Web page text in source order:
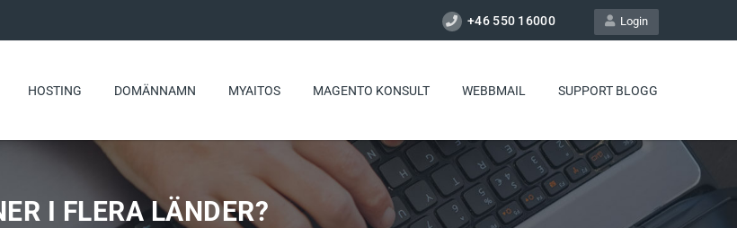
Login
+46 550 16000
HOSTING DOMÄNNAMN MYAITOS MAGENTO KONSULT WEBBMAIL SUPPORT BLOGG
I FLERA LÄNDER?